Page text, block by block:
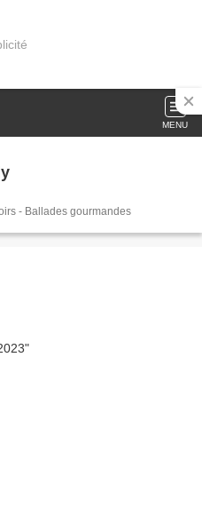
MENU
Cuisine et Pâtisserie - Cuisine de terroirs - Ballades gourmandes